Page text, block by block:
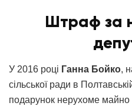
Штраф за
У 2016 році Ганна Бойко,
сільської ради в
подарунок нерухоме майно